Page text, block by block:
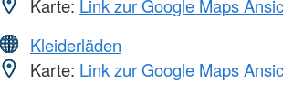
Karte: Link zur Google Maps
Kleiderläden
Karte: Link zur Google Maps